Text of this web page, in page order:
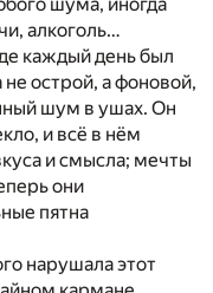
алкоголь…
каждый день был
острой, а фоновой,
шум в ушах. Он
и всё в нём
и смысла; мечты
они
пятна
нарушала этот